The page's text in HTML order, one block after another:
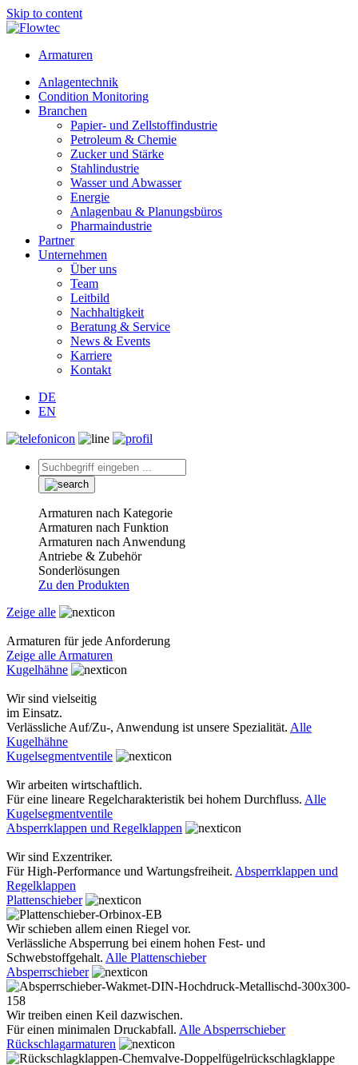
Skip to content
Armaturen
Anlagentechnik
Condition Monitoring
Branchen
Papier- und Zellstoffindustrie
Petroleum & Chemie
Zucker und Stärke
Stahlindustrie
Wasser und Abwasser
Energie
Anlagenbau & Planungsbüros
Pharmaindustrie
Partner
Unternehmen
Über uns
Team
Leitbild
Nachhaltigkeit
Beratung & Service
News & Events
Karriere
Kontakt
DE
EN
Armaturen nach Kategorie
Armaturen nach Funktion
Armaturen nach Anwendung
Antriebe & Zubehör
Sonderlösungen
Zu den Produkten
Zeige alle
Armaturen für jede Anforderung
Zeige alle Armaturen
Kugelhähne
Wir sind vielseitig
im Einsatz.
Verlässliche Auf/Zu-, Anwendung ist unsere Spezialität. Alle
Kugelhähne
Kugelsegmentventile
Wir arbeiten wirtschaftlich.
Für eine lineare Regelcharakteristik bei hohem Durchfluss. Alle
Kugelsegmentventile
Absperrklappen und Regelklappen
Wir sind Exzentriker.
Für High-Performance und Wartungsfreiheit. Absperrklappen und
Regelklappen
Plattenschieber
Wir schieben allem einen Riegel vor.
Verlässliche Absperrung bei einem hohen Fest- und
Schwebstoffgehalt. Alle Plattenschieber
Absperrschieber
Wir treiben einen Keil dazwischen.
Für einen minimalen Druckabfall. Alle Absperrschieber
Rückschlagarmaturen